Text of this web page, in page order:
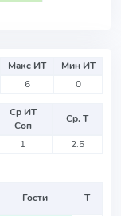
Макс ИТ
Мин ИТ
6 0
Ср ИТ
Соп
Ср. Т
1 2.5
Гости Т